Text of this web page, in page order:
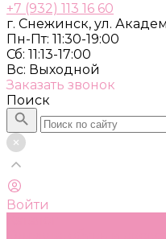
+7 (932) 113 16 60
г. Снежинск, ул.
Пн-Пт: 11:30-19:00
Сб: 11:13-17:00
Вс: Выходной
Заказать звонок
Поиск
Войти